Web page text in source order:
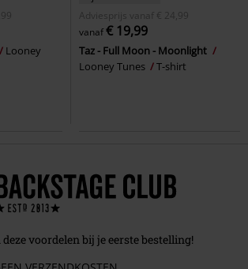
Looney
Adviesprijs
vanaf € 24,99
vanaf€ 19,99
Taz - Full Moon - Moonlight
Looney Tunes
T-shirt
voordelen bij je eerste bestelling!